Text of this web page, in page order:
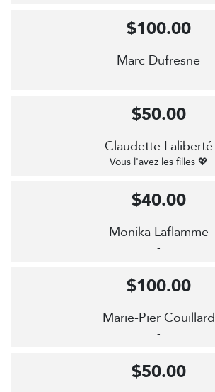
Marc Dufresne
-
$100.00
Claudette Laliberté
Vous l'avez les filles 💖
$50.00
Monika Laflamme
-
$40.00
Marie-Pier Couillard
-
$100.00
$50.00